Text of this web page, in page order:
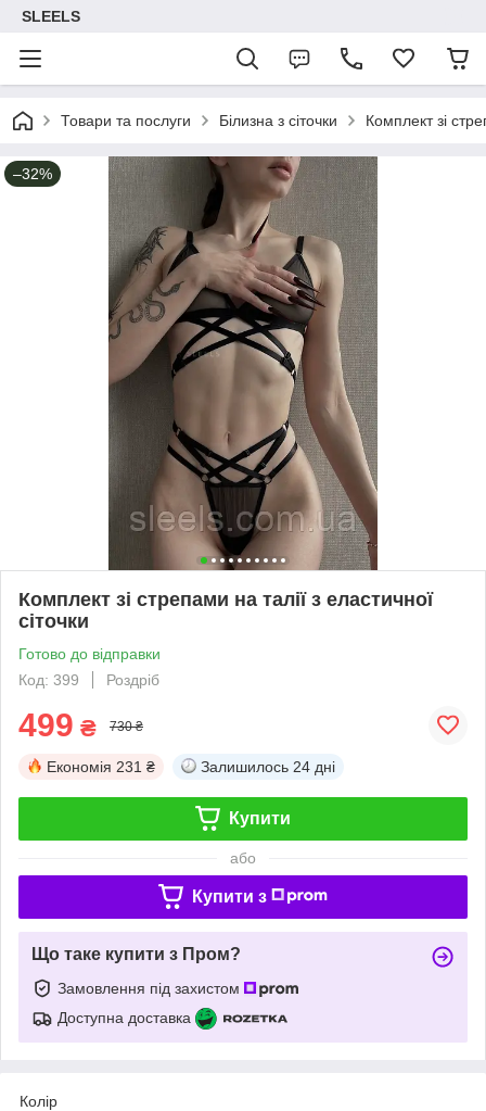
SLEELS
Товари та послуги Білизна з сіточки Комплект зі
–32%
Комплект зі стрепами на талії з еластичної
сіточки
Готово до відправки
Код: 399
Роздріб
499 ₴ 730 ₴
Економія 231 ₴ Залишилось 24 дні
Купити
або
Купити з
Що таке купити з Пром?
Замовлення під захистом
Доступна доставка
Колір